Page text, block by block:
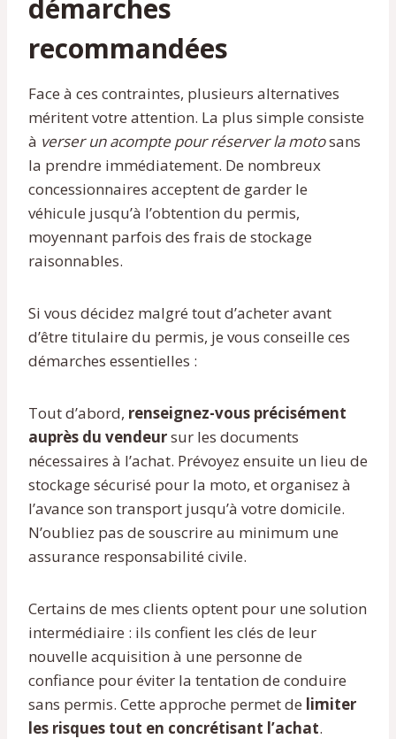
démarches
recommandées
Face à ces contraintes, plusieurs alternatives
méritent votre attention. La plus simple consiste
à verser un acompte pour réserver la motosans
la prendre immédiatement. De nombreux
concessionnaires acceptent de garder le
véhicule jusqu’à l’obtention du permis,
moyennant parfois des frais de stockage
raisonnables.
Si vous décidez malgré tout d’acheter avant
d’être titulaire du permis, je vous conseille ces
démarches essentielles :
Tout d’abord, renseignez-vous précisément
auprès du vendeursur les documents
nécessaires à l’achat. Prévoyez ensuite un lieu de
stockage sécurisé pour la moto, et organisez à
l’avance son transport jusqu’à votre domicile.
N’oubliez pas de souscrire au minimum une
assurance responsabilité civile.
Certains de mes clients optent pour une solution
intermédiaire : ils confient les clés de leur
nouvelle acquisition à une personne de
confiance pour éviter la tentation de conduire
sans permis. Cette approche permet de limiter
les risques tout en concrétisant l’achat.